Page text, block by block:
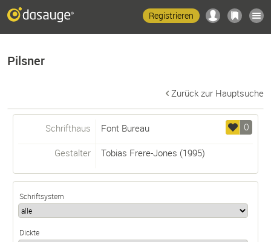
Registrieren
Pilsner
Zurück zur Hauptsuche
0
Schrifthaus Font Bureau
Gestalter Tobias Frere-Jones (1995)
Schriftsystem
Dickte